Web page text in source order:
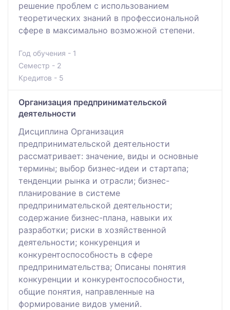
решение проблем с использованием
теоретических знаний в профессиональной
сфере в максимально возможной степени.
Год обучения - 1
Семестр - 2
Кредитов - 5
Организация предпринимательской
деятельности
Дисциплина Организация
предпринимательской деятельности
рассматривает: значение, виды и основные
термины; выбор бизнес-идеи и стартапа;
тенденции рынка и отрасли; бизнес-
планирование в системе
предпринимательской деятельности;
содержание бизнес-плана, навыки их
разработки; риски в хозяйственной
деятельности; конкуренция и
конкурентоспособность в сфере
предпринимательства; Описаны понятия
конкуренции и конкурентоспособности,
общие понятия, направленные на
формирование видов умений.